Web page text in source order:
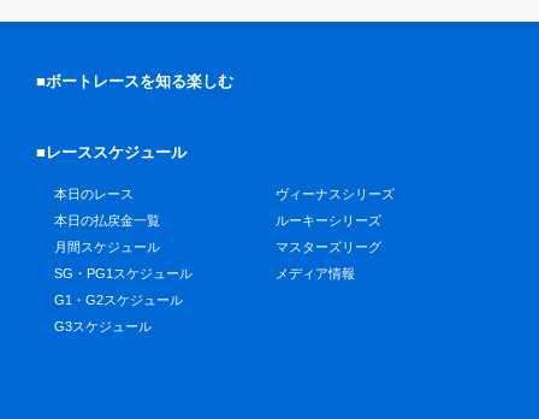
■ボートレースを知る楽しむ
■レーススケジュール
本日のレース
本日の払戻金一覧
月間スケジュール
SG・PG1スケジュール
G1・G2スケジュール
G3スケジュール
ヴィーナスシリーズ
ルーキーシリーズ
マスターズリーグ
メディア情報